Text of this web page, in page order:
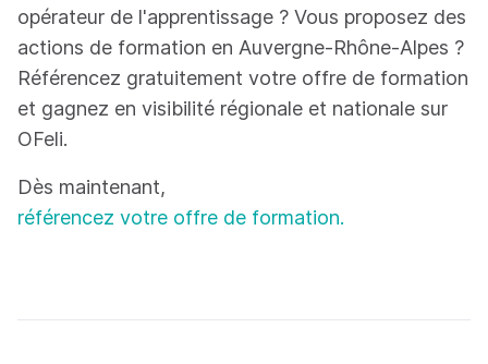
opérateur de l'apprentissage ? Vous proposez des
actions de formation en Auvergne-Rhône-Alpes ?
Référencez gratuitement votre offre de formation
et gagnez en visibilité régionale et nationale sur
OFeli.
Dès maintenant,
référencez votre offre de formation.